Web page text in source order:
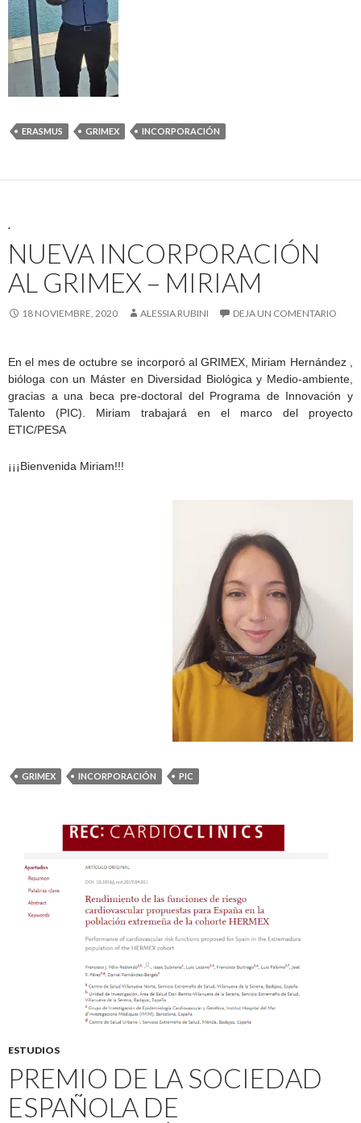
ERASMUS GRIMEX INCORPORACIÓN
.
NUEVA INCORPORACIÓN
AL GRIMEX – MIRIAM
18 NOVIEMBRE, 2020 ALESSIA RUBINI DEJA UN COMENTARIO
En el mes de octubre se incorporó al GRIMEX, Miriam Hernández ,
bióloga con un Máster en Diversidad Biológica y Medio-ambiente,
gracias a una beca pre-doctoral del Programa de Innovación y
Talento (PIC). Miriam trabajará en el marco del proyecto
ETIC/PESA
¡¡¡Bienvenida Miriam!!!
GRIMEX INCORPORACIÓN PIC
ESTUDIOS
PREMIO DE LA SOCIEDAD
ESPAÑOLA DE